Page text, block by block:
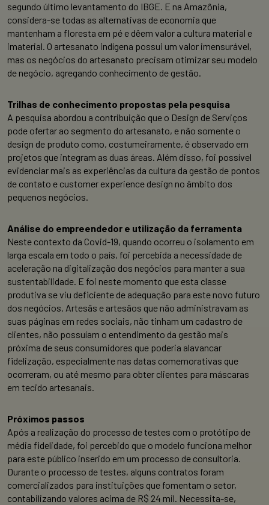
segundo último levantamento do IBGE. E na Amazônia,
considera-se todas as alternativas de economia que
mantenham a floresta em pé e dêem valor a cultura material e
imaterial. O artesanato indígena possui um valor imensurável,
mas os negócios do artesanato precisam otimizar seu modelo
de negócio, agregando conhecimento de gestão.
Trilhas de conhecimento propostas pela pesquisa
A pesquisa abordou a contribuição que o Design de Serviços
pode ofertar ao segmento do artesanato, e não somente o
design de produto como, costumeiramente, é observado em
projetos que integram as duas áreas. Além disso, foi possível
evidenciar mais as experiências da cultura da gestão de pontos
de contato e customer experience design no âmbito dos
pequenos negócios.
Análise do empreendedor e utilização da ferramenta
Neste contexto da Covid-19, quando ocorreu o isolamento em
larga escala em todo o país, foi percebida a necessidade de
aceleração na digitalização dos negócios para manter a sua
sustentabilidade. E foi neste momento que esta classe
produtiva se viu deficiente de adequação para este novo futuro
dos negócios. Artesãs e artesãos que não administravam as
suas páginas em redes sociais, não tinham um cadastro de
clientes, não possuíam o entendimento da gestão mais
próxima de seus consumidores que poderia alavancar
fidelização, especialmente nas datas comemorativas que
ocorreram, ou até mesmo para obter clientes para máscaras
em tecido artesanais.
Próximos passos
Após a realização do processo de testes com o protótipo de
média fidelidade, foi percebido que o modelo funciona melhor
para este público inserido em um processo de consultoria.
Durante o processo de testes, alguns contratos foram
comercializados para instituições que fomentam o setor,
contabilizando valores acima de R$ 24 mil. Necessita-se,